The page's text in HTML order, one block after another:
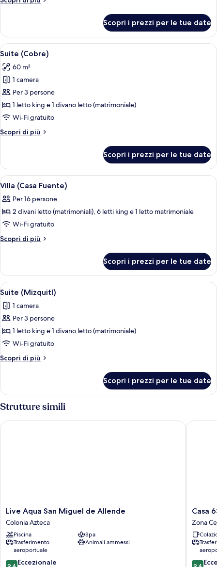
Classic
Scopri i prezzi per le tue date
Apri
tutte
le
foto
per
Suite
(Cobre)
Un accogliente soggiorno con
5
Suite (Cobre)
60 m²
1 camera
Per 3 persone
1 letto king e 1 divano letto (matrimoniale)
Wi-Fi gratuito
Scopri di più
Altri
(Cobre)
Scopri i prezzi per le tue date
Apri
tutte
le
foto
per
Villa
Una camera da letto con un letto
7
Villa (Casa Fuente)
Per 16 persone
2 divani letto (matrimoniali), 6 letti king e 1 letto matrimoniale
Wi-Fi gratuito
Scopri di più
Altri
(Casa
Fuente)
Scopri i prezzi per le tue date
Apri
tutte
le
foto
per
Suite
(Mizquitl)
Una camera da letto con un letto
5
Suite (Mizquitl)
1 camera
Per 3 persone
1 letto king e 1 divano letto (matrimoniale)
Wi-Fi gratuito
Scopri di più
Altri
(Mizquitl)
Scopri i prezzi per le tue date
Strutture simili
Live
Aqua
San
Miguel
de
Allende
Colonia
Live Aqua San Miguel de Allende
Colonia Azteca
Piscina
Spa
Trasferimento
aeroportuale
Animali ammessi
9.4 Eccezionale
Live Aqua San Miguel de Allende
Casa
63
Hotel
&
Spa
Zona
Casa
Zona
9.4
Casa